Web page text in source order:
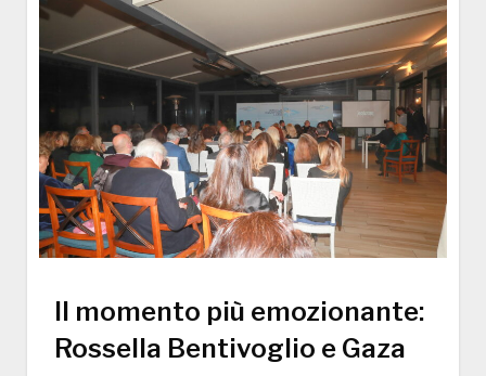
Il momento più emozionante:
Rossella Bentivoglio e Gaza